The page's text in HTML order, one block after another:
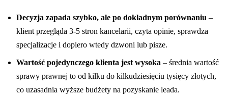
Decyzja zapada szybko, ale po dokładnym porównaniu –
klient przegląda 3-5 stron kancelarii, czyta opinie, sprawdza
specjalizacje i dopiero wtedy dzwoni lub pisze.
Wartość pojedynczego klienta jest wysoka – średnia wartość
sprawy prawnej to od kilku do kilkudziesięciu tysięcy złotych,
co uzasadnia wyższe budżety na pozyskanie leada.